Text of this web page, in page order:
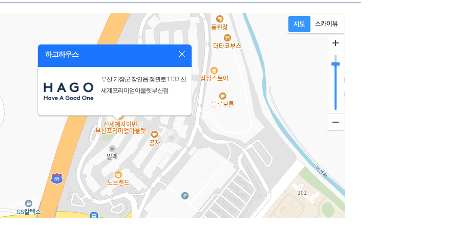
하고하우스
부산 기장군 장안읍 정관로 1133 신
세계프리미엄아울렛부산점